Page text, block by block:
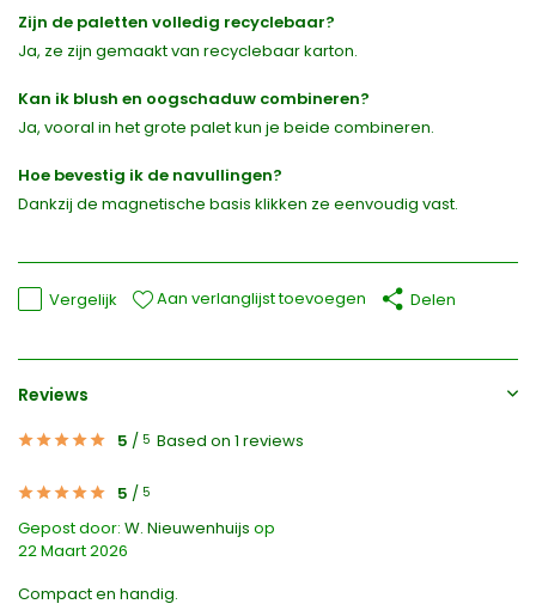
Zijn de paletten volledig recyclebaar?
Ja, ze zijn gemaakt van recyclebaar karton.
Kan ik blush en oogschaduw combineren?
Ja, vooral in het grote palet kun je beide combineren.
Hoe bevestig ik de navullingen?
Dankzij de magnetische basis klikken ze eenvoudig vast.
Vergelijk Aan verlanglijst toevoegen Delen
Reviews
5 / 5 Based on 1 reviews
5 / 5
Gepost door: W. Nieuwenhuijs op
22 Maart 2026
Compact en handig.